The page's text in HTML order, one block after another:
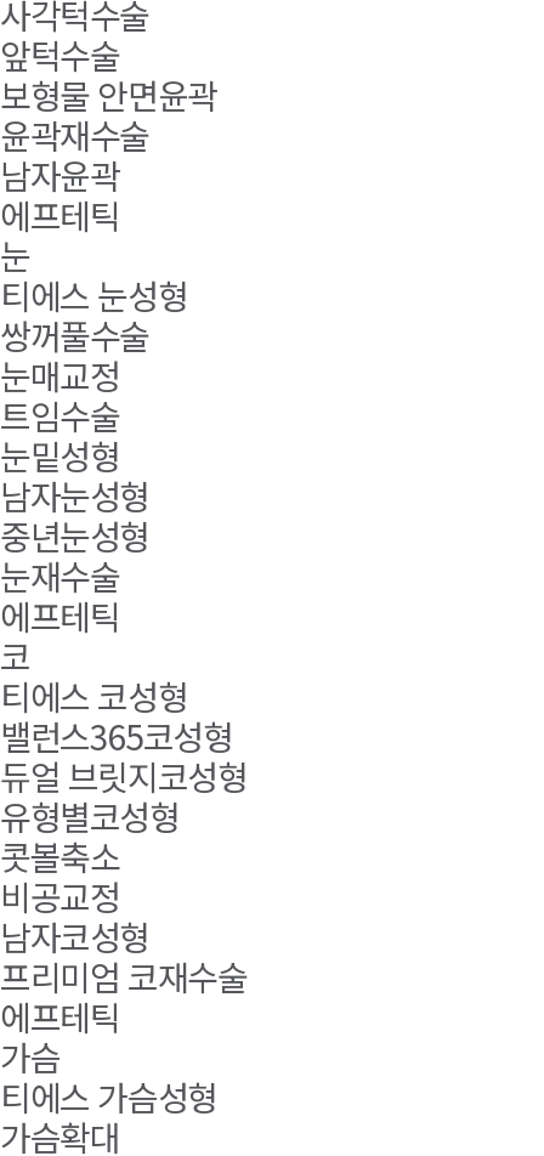
사각턱수술
앞턱수술
보형물 안면윤곽
윤곽재수술
남자윤곽
에프테틱
눈
티에스 눈성형
쌍꺼풀수술
눈매교정
트임수술
눈밑성형
남자눈성형
중년눈성형
눈재수술
에프테틱
코
티에스 코성형
밸런스365코성형
듀얼 브릿지코성형
유형별코성형
콧볼축소
비공교정
남자코성형
프리미엄 코재수술
에프테틱
가슴
티에스 가슴성형
가슴확대